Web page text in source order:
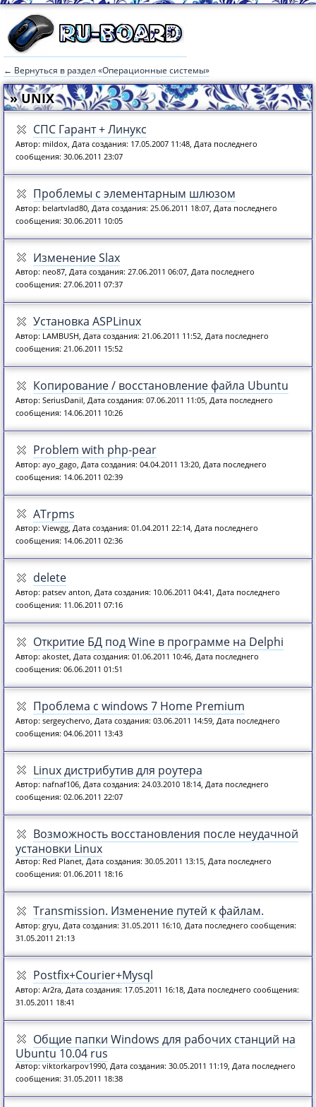
← Вернуться в раздел «Операционные системы»
» UNIX
СПС Гарант + Линукс
Автор: mildox, Дата создания: 17.05.2007 11:48, Дата последнего
сообщения: 30.06.2011 23:07
Проблемы с элементарным шлюзом
Автор: belartvlad80, Дата создания: 25.06.2011 18:07, Дата последнего
сообщения: 30.06.2011 10:05
Изменение Slax
Автор: neo87, Дата создания: 27.06.2011 06:07, Дата последнего
сообщения: 27.06.2011 07:37
Установка ASPLinux
Автор: LAMBUSH, Дата создания: 21.06.2011 11:52, Дата последнего
сообщения: 21.06.2011 15:52
Копирование / восстановление файла Ubuntu
Автор: SeriusDanil, Дата создания: 07.06.2011 11:05, Дата последнего
сообщения: 14.06.2011 10:26
Problem with php-pear
Автор: ayo_gago, Дата создания: 04.04.2011 13:20, Дата последнего
сообщения: 14.06.2011 02:39
ATrpms
Автор: Viewgg, Дата создания: 01.04.2011 22:14, Дата последнего
сообщения: 14.06.2011 02:36
delete
Автор: patsev anton, Дата создания: 10.06.2011 04:41, Дата последнего
сообщения: 11.06.2011 07:16
Откритие БД под Wine в программе на Delphi
Автор: akostet, Дата создания: 01.06.2011 10:46, Дата последнего
сообщения: 06.06.2011 01:51
Проблема с windows 7 Home Premium
Автор: sergeychervo, Дата создания: 03.06.2011 14:59, Дата последнего
сообщения: 04.06.2011 13:43
Linux дистрибутив для роутера
Автор: nafnaf106, Дата создания: 24.03.2010 18:14, Дата последнего
сообщения: 02.06.2011 22:07
Возможность восстановления после неудачной
установки Linux
Автор: Red Planet, Дата создания: 30.05.2011 13:15, Дата последнего
сообщения: 01.06.2011 18:16
Transmission. Изменение путей к файлам.
Автор: gryu, Дата создания: 31.05.2011 16:10, Дата последнего сообщения:
31.05.2011 21:13
Postfix+Courier+Mysql
Автор: Ar2ra, Дата создания: 17.05.2011 16:18, Дата последнего сообщения:
31.05.2011 18:41
Общие папки Windows для рабочих станций на
Ubuntu 10.04 rus
Автор: viktorkarpov1990, Дата создания: 30.05.2011 11:19, Дата последнего
сообщения: 31.05.2011 18:38